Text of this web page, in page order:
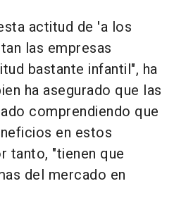
actitud de 'a los
las empresas
bastante infantil", ha
ha asegurado que las
comprendiendo que
en estos
tanto, "tienen que
del mercado en